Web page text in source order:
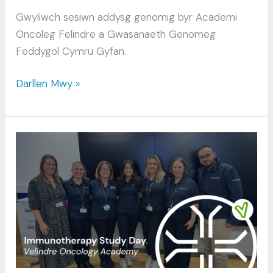
Gwyliwch sesiwn addysg genomig byr Academi
Oncoleg Felindre a Gwasanaeth Genomeg
Feddygol Cymru Gyfan.
Sesiynau
Bitesize
Darllen Mwy »